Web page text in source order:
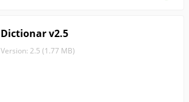
Dictionar v2.5
Version: 2.5 (1.77 MB)